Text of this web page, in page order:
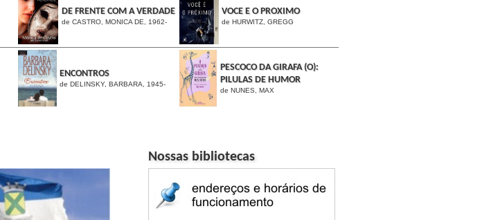
DE FRENTE COM A VERDADE
de CASTRO, MONICA DE, 1962-
VOCE E O PROXIMO
de HURWITZ, GREGG
ENCONTROS
de DELINSKY, BARBARA, 1945-
PESCOCO DA GIRAFA (O):
PILULAS DE HUMOR
de NUNES, MAX
Nossas bibliotecas